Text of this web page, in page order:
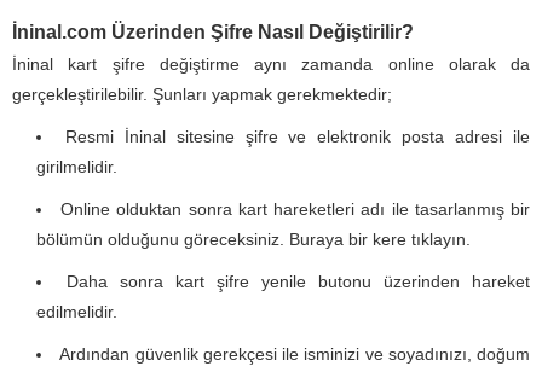
İninal.com Üzerinden Şifre Nasıl Değiştirilir?
İninal kart şifre değiştirme aynı zamanda online olarak da
gerçekleştirilebilir. Şunları yapmak gerekmektedir;
Resmi İninal sitesine şifre ve elektronik posta adresi ile
girilmelidir.
Online olduktan sonra kart hareketleri adı ile tasarlanmış bir
bölümün olduğunu göreceksiniz. Buraya bir kere tıklayın.
Daha sonra kart şifre yenile butonu üzerinden hareket
edilmelidir.
Ardından güvenlik gerekçesi ile isminizi ve soyadınızı, doğum